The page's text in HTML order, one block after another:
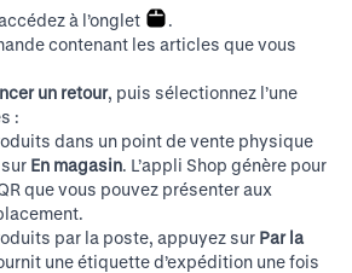
à l’onglet
.
contenant les articles que vous
un retour, puis sélectionnez l’une
:
dans un point de vente physique
En magasin. L’appli Shop génère pour
que vous pouvez présenter aux
par la poste, appuyez sur Par la
une étiquette d’expédition une fois